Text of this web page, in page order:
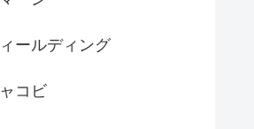
ールディング
コビ